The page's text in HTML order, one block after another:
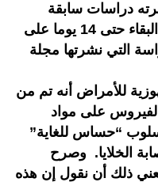
دراسات سابقة
أشارت إلى أنه بإمكان الفيروس البقاء حتى 14 يوما على
التي نشرتها مجلة
للأمراض أنه تم من
على مواد
“حساس للغاية”
وجد آثارا للفيروس قادرة على إصابة الخلايا. ‎وصرح
ذلك أن نقول إن هذه